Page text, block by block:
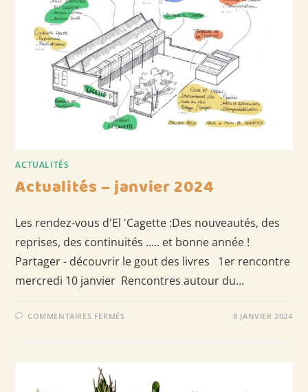
ACTUALITÉS
Actualités – janvier 2024
Les rendez-vous d'El 'Cagette :Des nouveautés, des
reprises, des continuités ..... et bonne année !
Partager - découvrir le gout des livres 1er rencontre
mercredi 10 janvier Rencontres autour du…
COMMENTAIRES FERMÉSSUR 8 JANVIER 2024